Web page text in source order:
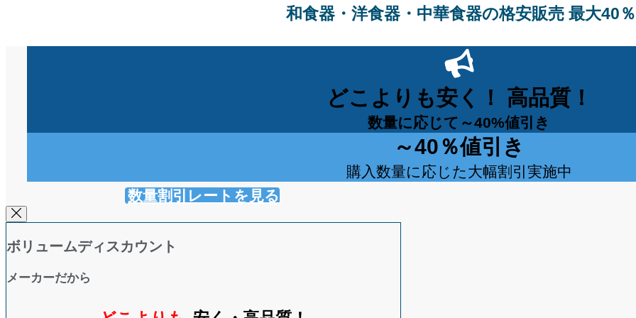
和食器・洋食器・中華食器の格安販売 最大40
どこよりも安く！ 高品質！
数量に応じて～40%値引き
～40％値引き
購入数量に応じた大幅割引実施中
数量割引レートを見る
ボリュームディスカウント
メーカーだから